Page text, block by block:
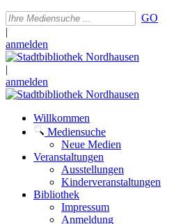
GO
|
anmelden
|
anmelden
Willkommen
Mediensuche
Neue Medien
Veranstaltungen
Ausstellungen
Kinderveranstaltungen
Bibliothek
Impressum
Anmeldung